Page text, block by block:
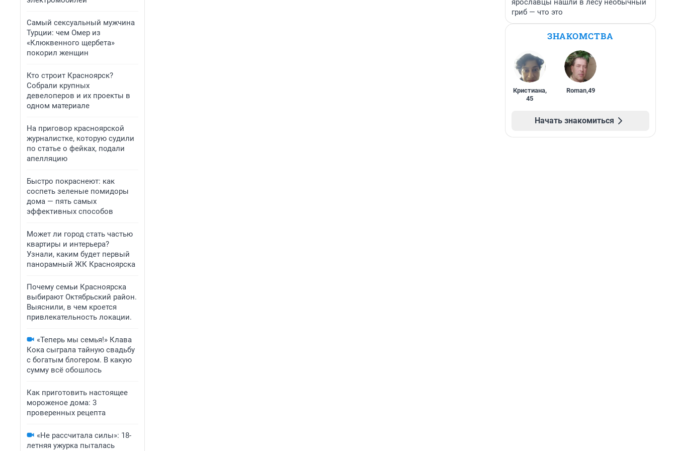
Самый сексуальный мужчина
Турции: чем Омер из
«Клюквенного щербета»
покорил женщин
Кто строит Красноярск?
Собрали крупных
девелоперов и их проекты в
одном материале
На приговор красноярской
журналистке, которую судили
по статье о фейках, подали
апелляцию
Быстро покраснеют: как
соспеть зеленые помидоры
дома — пять самых
эффективных способов
Может ли город стать частью
квартиры и интерьера?
Узнали, каким будет первый
панорамный ЖК Красноярска
Почему семьи Красноярска
выбирают Октябрьский район.
Выяснили, в чем кроется
привлекательность локации.
«Теперь мы семья!» Клава
Кока сыграла тайную свадьбу
с богатым блогером. В какую
сумму всё обошлось
Как приготовить настоящее
мороженое дома: 3
проверенных рецепта
«Не рассчитала силы»: 18-
летняя ужурка пыталась
ярославцы нашли в лесу необычный
гриб — что это
ЗНАКОМСТВА
Кристиана,
45
Roman,49
Начать знакомиться